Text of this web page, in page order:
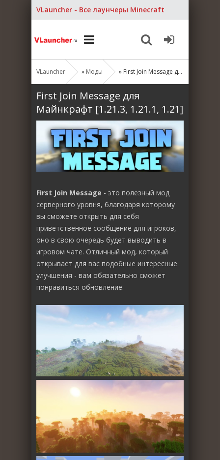
VLauncher - Все лаунчеры Minecraft
VLauncher » Моды » First Join Message для Майнкрафт [1.21.3, 1.21.1, 1.21]
First Join Message для
Майнкрафт [1.21.3, 1.21.1, 1.21]
First Join Message - это полезный мод
серверного уровня, благодаря которому
вы сможете открыть для себя
приветственное сообщение для игроков,
оно в свою очередь будет выводить в
игровом чате. Отличный мод, который
открывает для вас подобные интересные
улучшения - вам обязательно сможет
понравиться обновление.